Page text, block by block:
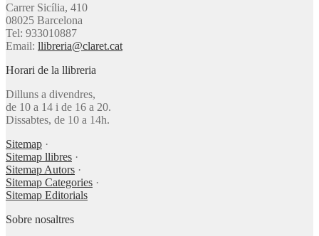
Carrer Sicília, 410
08025 Barcelona
Tel: 933010887
Email: llibreria@claret.cat
Horari de la llibreria
Dilluns a divendres,
de 10 a 14 i de 16 a 20.
Dissabtes, de 10 a 14h.
Sitemap ·
Sitemap llibres ·
Sitemap Autors ·
Sitemap Categories ·
Sitemap Editorials
Sobre nosaltres